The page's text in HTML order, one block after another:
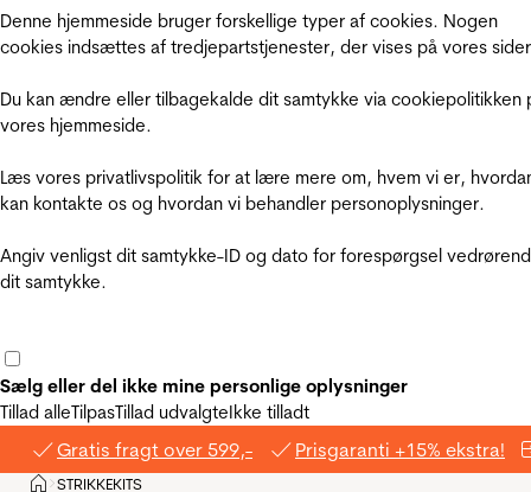
Denne hjemmeside bruger forskellige typer af cookies. Nogen
cookies indsættes af tredjepartstjenester, der vises på vores
Du kan ændre eller tilbagekalde dit samtykke via cookiepolitikken
vores hjemmeside.
Læs vores privatlivspolitik for at lære mere om, hvem vi er,
kan kontakte os og hvordan vi behandler personoplysninger.
Angiv venligst dit samtykke-ID og dato for forespørgsel
dit samtykke.
Sælg eller del ikke mine personlige oplysninger
Tillad alleTilpasTillad udvalgteIkke tilladt
Gratis fragt over 599,- Prisgaranti +15% ekstra!
Hjem
>STRIKKEKITS